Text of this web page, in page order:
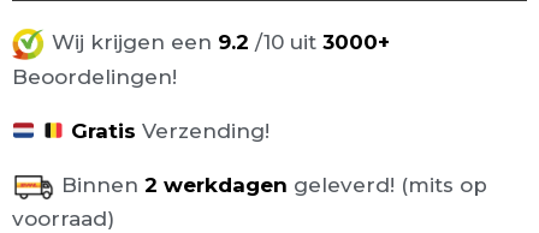
Wij krijgen een 9.2 /10 uit 3000+
Beoordelingen!
Gratis Verzending!
Binnen 2 werkdagen geleverd! (mits op
voorraad)